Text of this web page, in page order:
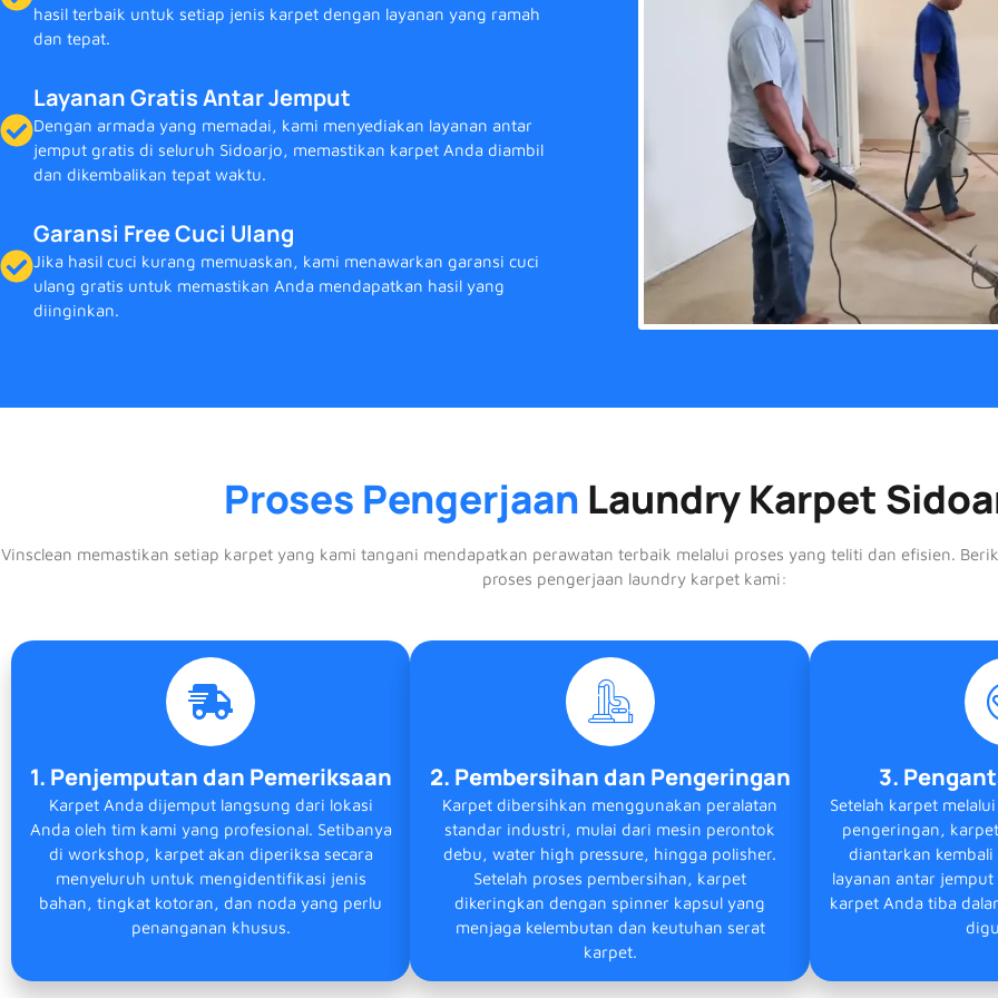
hasil terbaik untuk setiap jenis karpet dengan layanan yang ramah
dan tepat.
Layanan Gratis Antar Jemput
Dengan armada yang memadai, kami menyediakan layanan antar
jemput gratis di seluruh Sidoarjo, memastikan karpet Anda diambil
dan dikembalikan tepat waktu.
Garansi Free Cuci Ulang
Jika hasil cuci kurang memuaskan, kami menawarkan garansi cuci
ulang gratis untuk memastikan Anda mendapatkan hasil yang
diinginkan.
Proses Pengerjaan Laundry Karpet
Vinsclean memastikan setiap karpet yang kami tangani mendapatkan perawatan terbaik melalui proses yang teliti dan efisien.
proses pengerjaan laundry karpet kami:
1. Penjemputan dan Pemeriksaan
Karpet Anda dijemput langsung dari lokasi
Anda oleh tim kami yang profesional. Setibanya
di workshop, karpet akan diperiksa secara
menyeluruh untuk mengidentifikasi jenis
bahan, tingkat kotoran, dan noda yang perlu
penanganan khusus.
2. Pembersihan dan Pengeringan
Karpet dibersihkan menggunakan peralatan
standar industri, mulai dari mesin perontok
debu, water high pressure, hingga polisher.
Setelah proses pembersihan, karpet
dikeringkan dengan spinner kapsul yang
menjaga kelembutan dan keutuhan serat
karpet.
3.
Setelah karpet
pengeringan,
diantarkan
layanan antar
karpet Anda tiba